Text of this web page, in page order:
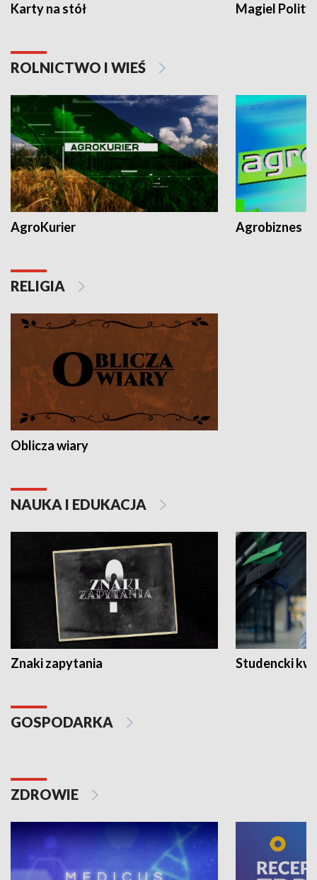
Karty na stół Magiel
ROLNICTWO I WIEŚ
AgroKurier Agrobiznes
RELIGIA
Oblicza wiary
NAUKA I EDUKACJA
Znaki zapytania Studencki
GOSPODARKA
ZDROWIE